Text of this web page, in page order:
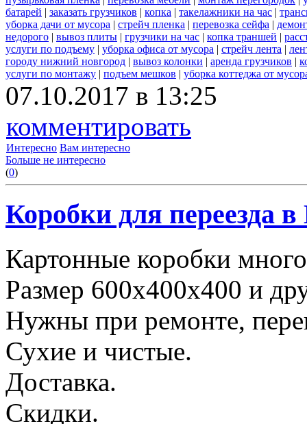
батарей | заказать грузчиков | копка | такелажники на час |
уборка дачи от мусора | стрейч пленка | перевозка сейфа |
недорого | вывоз плиты | грузчики на час | копка траншей |
услуги по подъему | уборка офиса от мусора | стрейч лента |
городу нижний новгород | вывоз колонки | аренда грузчиков |
услуги по монтажу | подъем мешков | уборка коттеджа от
07.10.2017 в 13:25
комментировать
Интересно Вам интересно
Больше не интересно
(0)
Коробки для переезда
Картонные коробки
Размер 600х400х400 и
Нужны при ремонте,
Сухие и чистые.
Доставка.
Скидки.